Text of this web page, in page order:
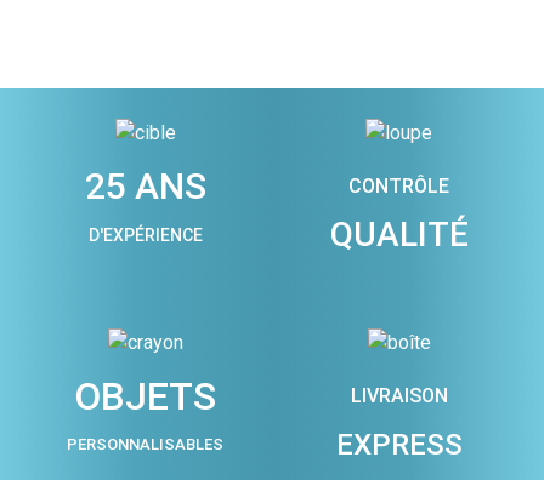
25 ANS
D'EXPÉRIENCE
CONTRÔLE
QUALITÉ
OBJETS
PERSONNALISABLES
LIVRAISON
EXPRESS